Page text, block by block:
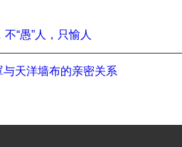
“愚”人，只愉人
与天洋墙布的亲密关系